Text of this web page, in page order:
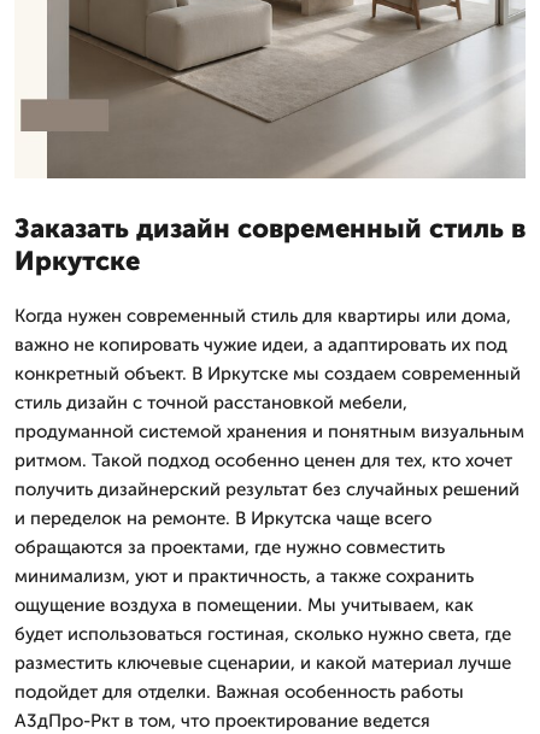
Заказать дизайн современный стиль в
Иркутске
Когда нужен современный стиль для квартиры или дома,
важно не копировать чужие идеи, а адаптировать их под
конкретный объект. В Иркутске мы создаем современный
стиль дизайн с точной расстановкой мебели,
продуманной системой хранения и понятным визуальным
ритмом. Такой подход особенно ценен для тех, кто хочет
получить дизайнерский результат без случайных решений
и переделок на ремонте. В Иркутска чаще всего
обращаются за проектами, где нужно совместить
минимализм, уют и практичность, а также сохранить
ощущение воздуха в помещении. Мы учитываем, как
будет использоваться гостиная, сколько нужно света, где
разместить ключевые сценарии, и какой материал лучше
подойдет для отделки. Важная особенность работы
А3дПро-Ркт в том, что проектирование ведется